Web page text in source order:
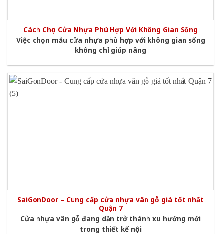
Cách Chọn Cửa Nhựa Phù Hợp Với Không Gian Sống
Việc chọn mẫu cửa nhựa phù hợp với không gian sống
không chỉ giúp nâng
SaiGonDoor – Cung cấp cửa nhựa vân gỗ giá tốt nhất
Quận 7
Cửa nhựa vân gỗ đang dần trở thành xu hướng mới
trong thiết kế nội